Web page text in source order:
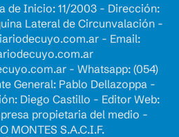
de Inicio: 11/2003 - Dirección:
Lateral de Circunvalación -
- Email:
- Whatsapp: (054)
General: Pablo Dellazoppa -
Diego Castillo - Editor Web:
propietaria del medio -
MONTES S.A.C.I.F.